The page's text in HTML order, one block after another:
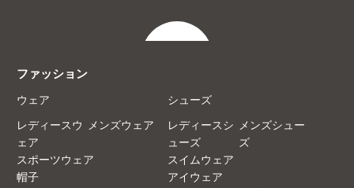
ファッション
ウェア
レディースウ
ェア
メンズウェア
シューズ
レディースシ
ューズ
メンズシュー
ズ
スポーツウェア
スイムウェア
帽子
アイウェア